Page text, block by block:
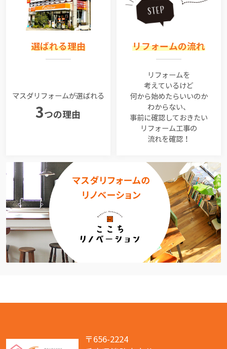
選ばれる理由
マスダリフォームが選ばれる
3つの理由
リフォームの流れ
リフォームを
考えているけど
何から始めたらいいのか
わからない、
事前に確認しておきたい
リフォーム工事の
流れを確認！
〒656-2224